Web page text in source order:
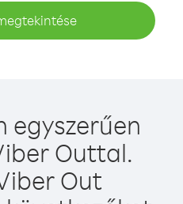
egyszerűen
Outtal.
Out